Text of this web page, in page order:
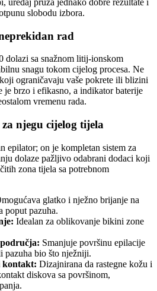
slobodu izbora.
rad
sa snažnom litij-ionskom
snagu tokom cijelog procesa. Ne
ograničavaju vaše pokrete ili blizini
je brzo i efikasno, a indikator baterije
vremenu rada.
njegu cijelog tijela
epilator; on je kompletan sistem za
dolaze pažljivo odabrani dodaci koji
zona tijela sa potrebnom
glatko i nježno brijanje na
poput pazuha.
Idealan za oblikovanje bikini zone
Smanjuje površinu epilacije
pazuha bio što nježniji.
kontakt: Dizajnirana da rastegne kožu i
diskova sa površinom,